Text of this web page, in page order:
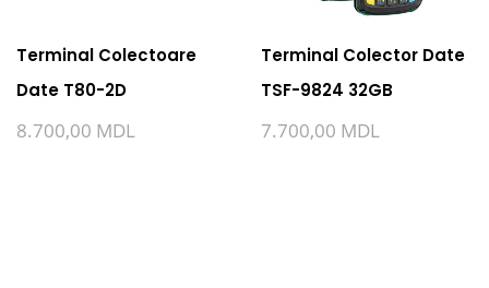
Terminal Colectoare
Date T80-2D
8.700,00 MDL
Terminal Colector Date
TSF-9824 32GB
7.700,00 MDL